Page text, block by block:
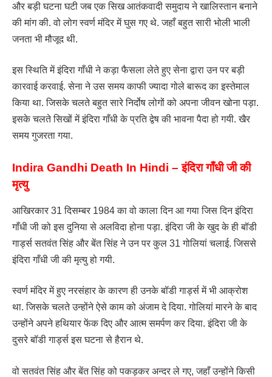
और बड़ी घटना घटी जब एक सिख आतंकवादी समुदाय ने खालिस्तान बनाने
की मांग की. वो लोग स्वर्ण मंदिर में घुस गए थे. जहाँ बहुत सारी भोली भाली
जनता भी मौजूद थी.
इस स्थिति में इंदिरा गाँधी ने कड़ा फैसला लेते हुए सेना द्वारा उन पर बड़ी
कारवाई करवाई. सेना ने उस समय काफी ज्यादा गोले बारूद का इस्तेमाल
किया था. जिसके चलते बहुत सारे निर्दोष लोगों को अपना जीवन खोना पड़ा.
इसके चलते सिखों में इंदिरा गाँधी के प्रति द्वेष की भावना पैदा हो गयी. खैर
समय गुजरता गया.
Indira Gandhi Death In Hindi – इंदिरा गाँधी जी की
मृत्यु
आखिरकार 31 दिसम्बर 1984 का वो काला दिन आ गया जिस दिन इंदिरा
गाँधी जी को इस दुनिया से अलविदा होना पड़ा. इंदिरा जी के खुद के ही बॉडी
गार्ड्स सतवंत सिंह और बेंत सिंह ने उन पर कुल 31 गोलियां चलाई. जिससे
इंदिरा गाँधी जी की मृत्यु हो गयी.
स्वर्ण मंदिर में हुए नरसंहार के कारण ही उनके बॉडी गार्ड्स में भी आक्रोश
था. जिसके चलते उन्होंने ऐसे काम को अंजाम दे दिया. गोलियां मारने के बाद
उन्होंने अपने हथियार फेंक दिए और आत्म समर्पण कर दिया. इंदिरा जी के
दुसरे बॉडी गार्ड्स इस घटना से हैरान थे.
वो सतवंत सिंह और बेंत सिंह को पकड़कर अन्दर ले गए, जहाँ उन्होंने किसी